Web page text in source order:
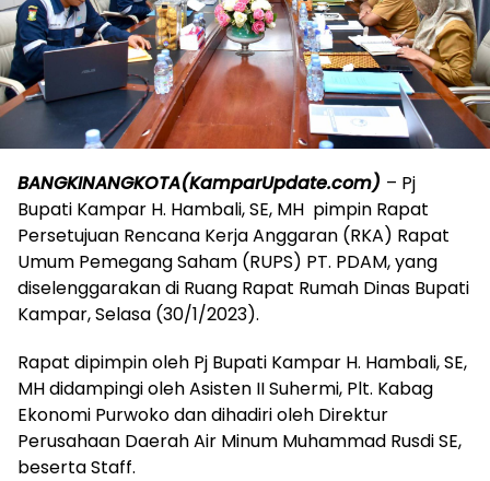
BANGKINANGKOTA(KamparUpdate.com) – Pj
Bupati Kampar H. Hambali, SE, MH pimpin Rapat
Persetujuan Rencana Kerja Anggaran (RKA) Rapat
Umum Pemegang Saham (RUPS) PT. PDAM, yang
diselenggarakan di Ruang Rapat Rumah Dinas Bupati
Kampar, Selasa (30/1/2023).
Rapat dipimpin oleh Pj Bupati Kampar H. Hambali, SE,
MH didampingi oleh Asisten II Suhermi, Plt. Kabag
Ekonomi Purwoko dan dihadiri oleh Direktur
Perusahaan Daerah Air Minum Muhammad Rusdi SE,
beserta Staff.